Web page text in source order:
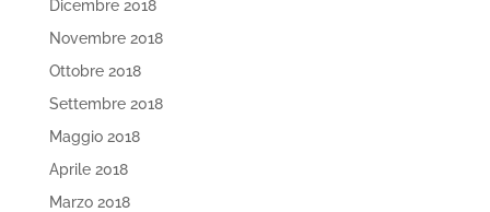
Dicembre 2018
Novembre 2018
Ottobre 2018
Settembre 2018
Maggio 2018
Aprile 2018
Marzo 2018